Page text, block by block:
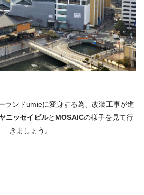
ランドumieに変身する為、改装工事が進
ニッセイビルと MOSAICの様子を見て行
きましょう。